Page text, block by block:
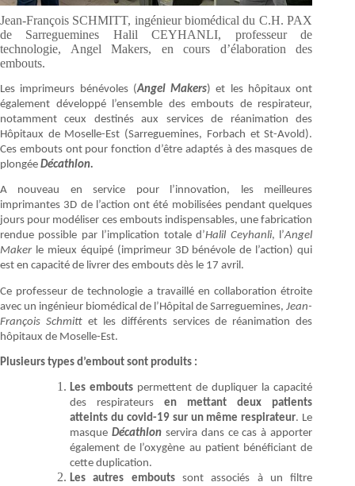
Jean-François SCHMITT, ingénieur biomédical du C.H. PAX
de Sarreguemines Halil CEYHANLI, professeur de
technologie, Angel Makers, en cours d’élaboration des
embouts.
Les imprimeurs bénévoles (Angel Makers) et les hôpitaux ont
également développé l’ensemble des embouts de respirateur,
notamment ceux destinés aux services de réanimation des
Hôpitaux de Moselle-Est (Sarreguemines, Forbach et St-Avold).
Ces embouts ont pour fonction d’être adaptés à des masques de
plongée Décathlon.
A nouveau en service pour l’innovation, les meilleures
imprimantes 3D de l’action ont été mobilisées pendant quelques
jours pour modéliser ces embouts indispensables, une fabrication
rendue possible par l’implication totale d’Halil Ceyhanli, l’Angel
Maker le mieux équipé (imprimeur 3D bénévole de l’action) qui
est en capacité de livrer des embouts dès le 17 avril.
Ce professeur de technologie a travaillé en collaboration étroite
avec un ingénieur biomédical de l’Hôpital de Sarreguemines,Jean-
François Schmitt et les différents services de réanimation des
hôpitaux de Moselle-Est.
Plusieurs types d’embout sont produits :
Les embouts permettent de dupliquer la capacité
des respirateursen mettant deux patients
atteints du covid-19 sur un même respirateur. Le
masque Décathlon servira dans ce cas à apporter
également de l’oxygène au patient bénéficiant de
cette duplication.
Les autres embouts sont associés à un filtre